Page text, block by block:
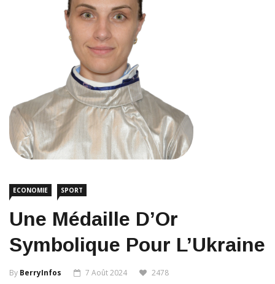
ECONOMIE SPORT
Une Médaille D’Or
Symbolique Pour L’Ukraine
By BerryInfos 7 Août 2024 2478